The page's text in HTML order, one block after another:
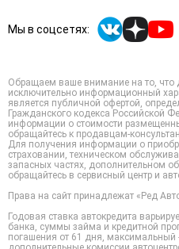
Мы в соцсетях:
Обращаем ваше внимание на то, что
исключительно информационный
является публичной офертой,
Гражданского кодекса Российской
информации о стоимости
обращайтесь к продавцам-
Для получения информации о
страховании, техническом
запасных частях, дополнительном
обращайтесь в сервисный центр и
Права на сайт принадлежат «Ред
Годовая ставка автокредита
банка, суммы займа и кредитной
погашения от 61 дня,